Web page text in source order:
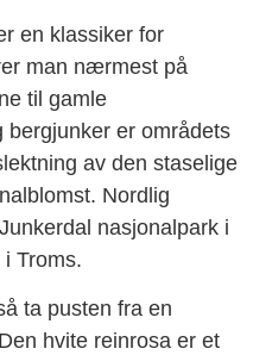
en klassiker for
man nærmest på
til gamle
bergjunker er områdets
av den staselige
Nordlig
nasjonalpark i
Troms.
ta pusten fra en
hvite reinrosa er et